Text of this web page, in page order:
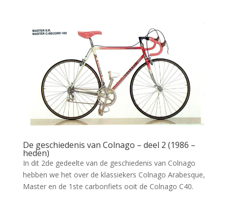
De geschiedenis van Colnago – deel 2 (1986 –
heden)
In dit 2de gedeelte van de geschiedenis van Colnago
hebben we het over de klassiekers Colnago Arabesque,
Master en de 1ste carbonfiets ooit de Colnago C40.